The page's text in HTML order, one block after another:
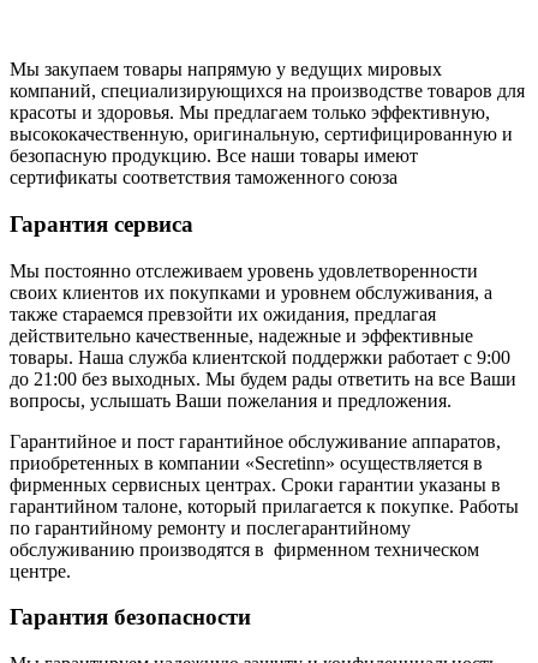
Мы закупаем товары напрямую у ведущих мировых
компаний, специализирующихся на производстве товаров для
красоты и здоровья. Мы предлагаем только эффективную,
высококачественную, оригинальную, сертифицированную и
безопасную продукцию. Все наши товары имеют
сертификаты соответствия таможенного союза
Гарантия сервиса
Мы постоянно отслеживаем уровень удовлетворенности
своих клиентов их покупками и уровнем обслуживания, а
также стараемся превзойти их ожидания, предлагая
действительно качественные, надежные и эффективные
товары. Наша служба клиентской поддержки работает с 9:00
до 21:00 без выходных. Мы будем рады ответить на все Ваши
вопросы, услышать Ваши пожелания и предложения.
Гарантийное и пост гарантийное обслуживание аппаратов,
приобретенных в компании «Secretinn» осуществляется в
фирменных сервисных центрах. Сроки гарантии указаны в
гарантийном талоне, который прилагается к покупке. Работы
по гарантийному ремонту и послегарантийному
обслуживанию производятся в фирменном техническом
центре.
Гарантия безопасности